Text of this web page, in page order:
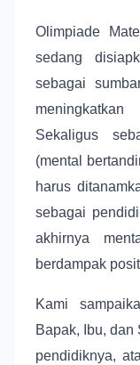
Olimpiade
sedang
sebagai
Sekaligus
(mental
harus
sebagai
akhirnya
berdampak
Kami
Bapak, Ibu, dan
pendidiknya,